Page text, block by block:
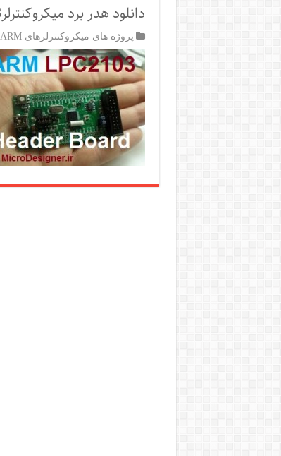
دانلود هدر برد میکروکنترلرARM LPC2103 [موجود در بازار ]
پروژه های میکروکنترلرهای ARM